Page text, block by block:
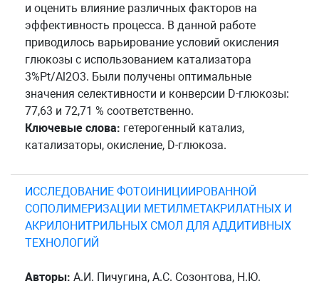
и оценить влияние различных факторов на
эффективность процесса. В данной работе
приводилось варьирование условий окисления
глюкозы с использованием катализатора
3%Pt/Al2O3. Были получены оптимальные
значения селективности и конверсии D-глюкозы:
77,63 и 72,71 % соответственно.
Ключевые слова: гетерогенный катализ,
катализаторы, окисление, D-глюкоза.
ИССЛЕДОВАНИЕ ФОТОИНИЦИИРОВАННОЙ
СОПОЛИМЕРИЗАЦИИ МЕТИЛМЕТАКРИЛАТНЫХ И
АКРИЛОНИТРИЛЬНЫХ СМОЛ ДЛЯ АДДИТИВНЫХ
ТЕХНОЛОГИЙ
Авторы: А.И. Пичугина, А.С. Созонтова, Н.Ю.